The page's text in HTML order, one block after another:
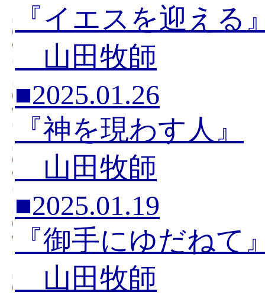
『イエスを迎える
山田牧師
■2025.01.26
『神を現わす人』
山田牧師
■2025.01.19
『御手にゆだねて
山田牧師